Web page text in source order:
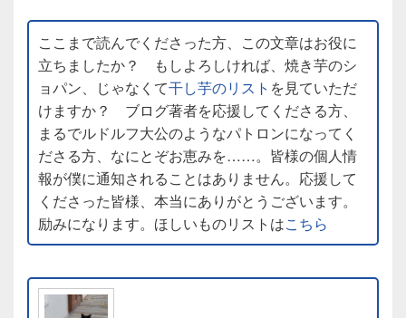
ここまで読んでくださった方、この文章はお役に
立ちましたか？ もしよろしければ、焼き芋のシ
ョパン、じゃなくて干し芋のリスト を見ていただ
けますか？ ブログ著者を応援してくださる方、
まるでルドルフ大公のようなパトロンになってく
ださる方、なにとぞお恵みを……。皆様の個人情
報が僕に通知されることはありません。応援して
くださった皆様、本当にありがとうございます。
励みになります。ほしいものリストはこちら